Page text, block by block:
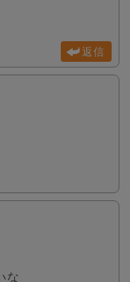
返信
な